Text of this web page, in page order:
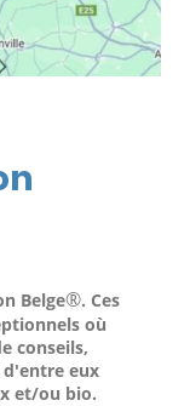
Belge®. Ces
où
conseils,
eux
et/ou bio.